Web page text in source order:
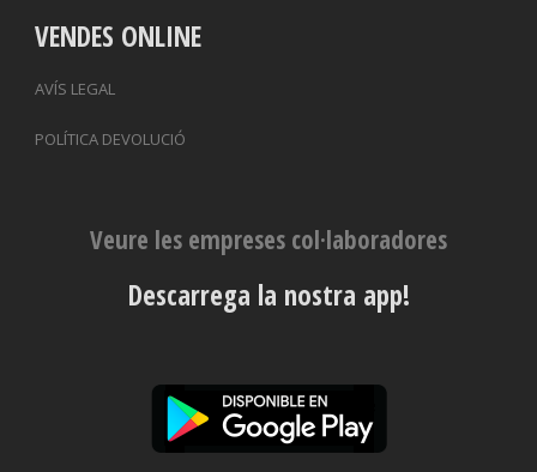
VENDES ONLINE
AVÍS LEGAL
POLÍTICA DEVOLUCIÓ
Veure les empreses col·laboradores
Descarrega la nostra app!